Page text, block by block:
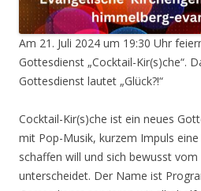
Am 21. Juli 2024 um 19:30 Uhr
Gottesdienst „Cocktail-Kir(s)che“.
Gottesdienst lautet „Glück?!“
Cocktail-Kir(s)che ist ein neues
mit Pop-Musik, kurzem Impuls
schaffen will und sich bewusst
unterscheidet. Der Name ist